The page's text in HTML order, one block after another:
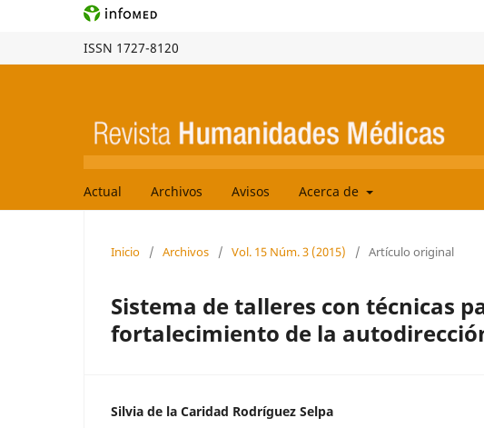
ISSN 1727-8120
Actual Archivos Avisos Acerca de
Inicio / Archivos / Vol. 15 Núm. 3 (2015) / Artículo original
Sistema de talleres con técnicas
fortalecimiento de la
Silvia de la Caridad Rodríguez Selpa